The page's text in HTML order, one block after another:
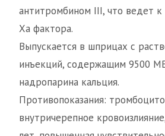
антитромбином III, что ведет
Xа фактора.
Выпускается в шприцах с
инъекций, содержащим 9500
надропарина кальция.
Противопоказания:
внутричерепное